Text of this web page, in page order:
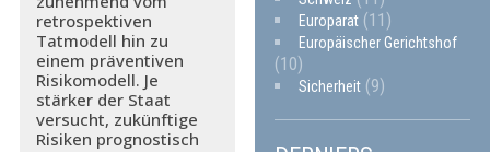
retrospektiven
Tatmodell hin zu
einem präventiven
Risikomodell. Je
stärker der Staat
versucht, zukünftige
Risiken prognostisch
Europarat (11)
Europäischer Gerichtshof
(10)
Sicherheit (9)